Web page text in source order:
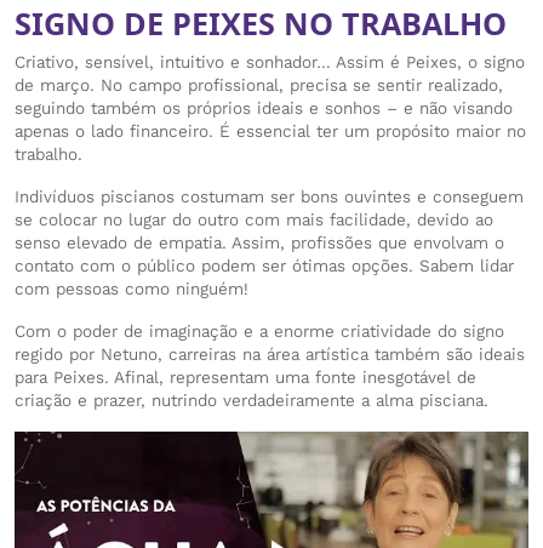
SIGNO DE PEIXES NO TRABALHO
Criativo, sensível, intuitivo e sonhador… Assim é Peixes, o signo
de março. No campo profissional, precisa se sentir realizado,
seguindo também os próprios ideais e sonhos – e não visando
apenas o lado financeiro. É essencial ter um propósito maior no
trabalho.
Indivíduos piscianos costumam ser bons ouvintes e conseguem
se colocar no lugar do outro com mais facilidade, devido ao
senso elevado de empatia. Assim, profissões que envolvam o
contato com o público podem ser ótimas opções. Sabem lidar
com pessoas como ninguém!
Com o poder de imaginação e a enorme criatividade do signo
regido por Netuno, carreiras na área artística também são ideais
para Peixes. Afinal, representam uma fonte inesgotável de
criação e prazer, nutrindo verdadeiramente a alma pisciana.